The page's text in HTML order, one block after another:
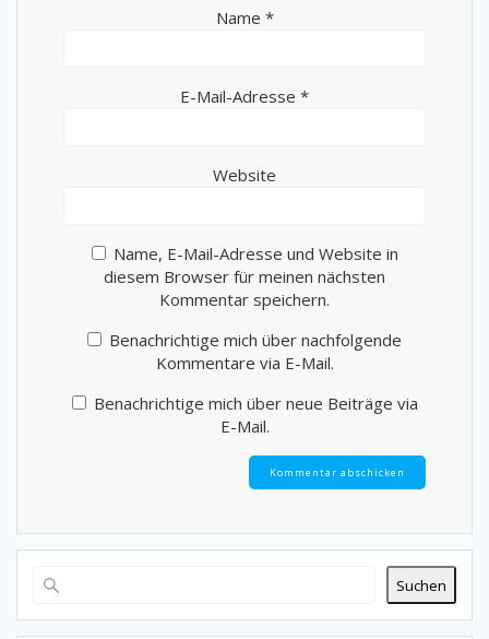
Name *
E-Mail-Adresse *
Website
Name, E-Mail-Adresse und Website in
diesem Browser für meinen nächsten
Kommentar speichern.
Benachrichtige mich über nachfolgende
Kommentare via E-Mail.
Benachrichtige mich über neue Beiträge via
E-Mail.
Suchen